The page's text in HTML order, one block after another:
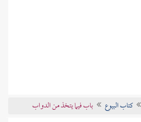
كتاب البيوع باب فيما يتخذ من الدواب